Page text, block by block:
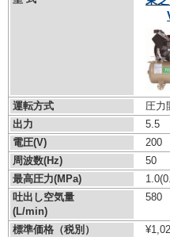
運転方式
圧力
出力
5.5
電圧(V)
200
周波数(Hz)
50
最高圧力(MPa)
1.0
吐出し空気量
(L/min)
580
標準価格（税別）